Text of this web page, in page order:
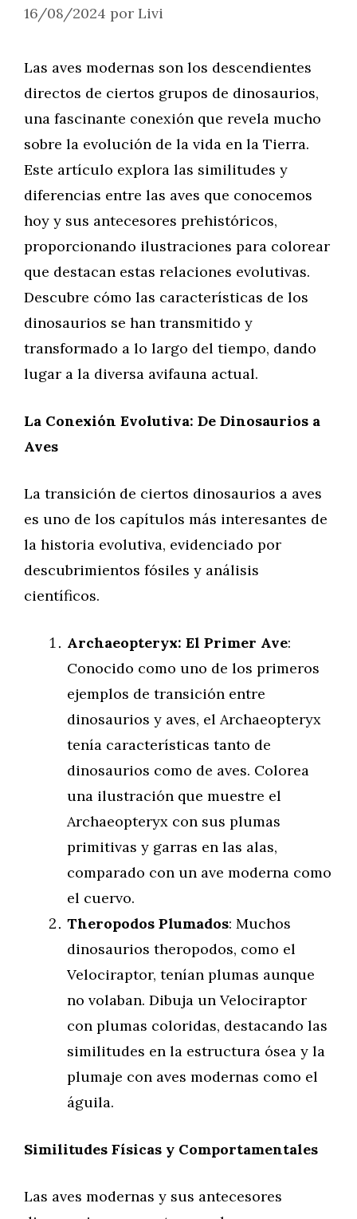
16/08/2024 por Livi
Las aves modernas son los descendientes
directos de ciertos grupos de dinosaurios,
una fascinante conexión que revela mucho
sobre la evolución de la vida en la Tierra.
Este artículo explora las similitudes y
diferencias entre las aves que conocemos
hoy y sus antecesores prehistóricos,
proporcionando ilustraciones para colorear
que destacan estas relaciones evolutivas.
Descubre cómo las características de los
dinosaurios se han transmitido y
transformado a lo largo del tiempo, dando
lugar a la diversa avifauna actual.
La Conexión Evolutiva: De Dinosaurios a
Aves
La transición de ciertos dinosaurios a aves
es uno de los capítulos más interesantes de
la historia evolutiva, evidenciado por
descubrimientos fósiles y análisis
científicos.
Archaeopteryx: El Primer Ave:
Conocido como uno de los primeros
ejemplos de transición entre
dinosaurios y aves, el Archaeopteryx
tenía características tanto de
dinosaurios como de aves. Colorea
una ilustración que muestre el
Archaeopteryx con sus plumas
primitivas y garras en las alas,
comparado con un ave moderna como
el cuervo.
Theropodos Plumados: Muchos
dinosaurios theropodos, como el
Velociraptor, tenían plumas aunque
no volaban. Dibuja un Velociraptor
con plumas coloridas, destacando las
similitudes en la estructura ósea y la
plumaje con aves modernas como el
águila.
Similitudes Físicas y Comportamentales
Las aves modernas y sus antecesores